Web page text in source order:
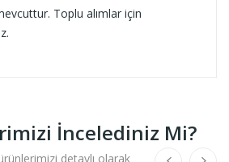
Toplu alımlar için
İncelediniz Mi?
detaylı olarak